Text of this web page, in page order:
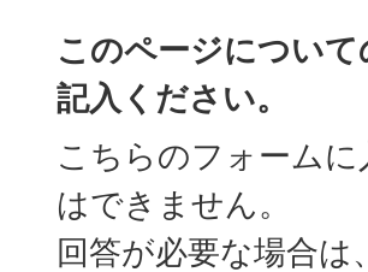
このページについ
記入ください。
こちらのフォーム
はできません。
回答が必要な場合